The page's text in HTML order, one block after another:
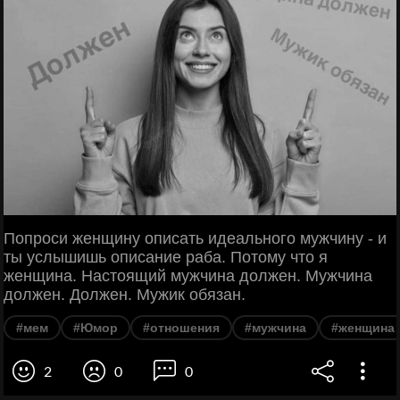
Попроси женщину описать идеального мужчину - и
ты услышишь описание раба. Потому что я
женщина. Настоящий мужчина должен. Мужчина
должен. Должен. Мужик обязан.
#мем #Юмор #отношения #мужчина #женщина
2 0 0